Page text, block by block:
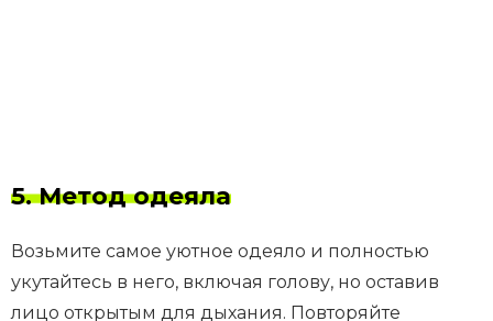
5. Метод одеяла
Возьмите самое уютное одеяло и полностью
укутайтесь в него, включая голову, но оставив
лицо открытым для дыхания. Повторяйте